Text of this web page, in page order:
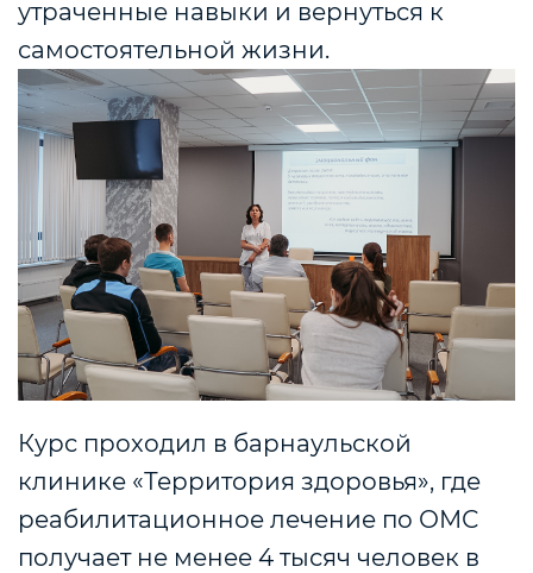
утраченные навыки и вернуться к
самостоятельной жизни.
Курс проходил в барнаульской
клинике «Территория здоровья», где
реабилитационное лечение по ОМС
получает не менее 4 тысяч человек в